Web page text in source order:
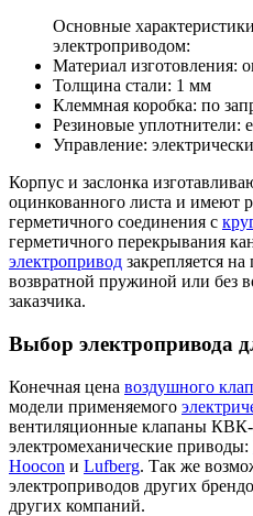
Основные
электроприводом:
Материал изготовления:
Толщина стали: 1 мм
Клеммная коробка: по
Резиновые уплотнители:
Управление:
Корпус и заслонка
оцинкованного листа и имеют
герметичного соединения с
герметичного перекрывания
электропривод закрепляется
возвратной пружиной или без
заказчика.
Выбор электропривода
Конечная цена воздушного
модели применяемого
вентиляционные клапаны
электромеханические приводы:
Hoocon и Lufberg. Так же
электроприводов других
других компаний.